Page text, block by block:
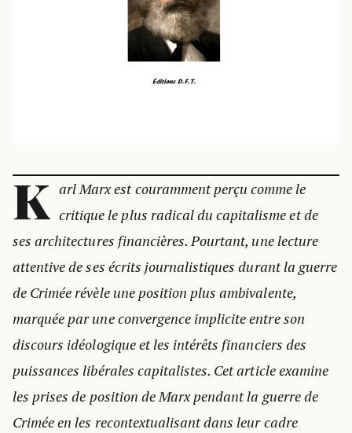
K arl Marx est couramment perçu comme le
critique le plus radical du capitalisme et de
ses architectures financières. Pourtant, une lecture
attentive de ses écrits journalistiques durant la guerre
de Crimée révèle une position plus ambivalente,
marquée par une convergence implicite entre son
discours idéologique et les intérêts financiers des
puissances libérales capitalistes. Cet article examine
les prises de position de Marx pendant la guerre de
Crimée en les recontextualisant dans leur cadre